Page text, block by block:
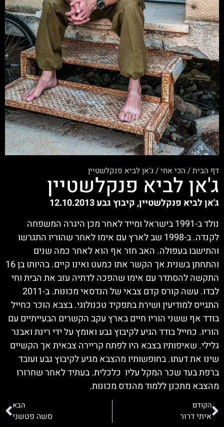
דף הבית/ הכי אחי/ג'אן לביא פנקלשטיין
ג'אן לביא פנקלשטיין
ג'אן לביא פנקלשטיין, קיבוץ גבע 12.10.2013
נולד ב-1991 בישראל ומייד לאחר מכן היגרה המשפחה
לקנדה. ב-1998 שב לארץ עם אימו לאחר שהוריו התגרשו
והתישבו בעפולה. האב חזר אף הוא לאחר כמה שנים
והתחתן בשנית אך הקשר אתו כמעט ואינו קיים. בהיותו בן 16
התקשה להסתדר עם אימו שהפכה לדתיה עזב את הבית וחי
לבדו. עשה קורס קדם צבאי של הנדסאי מכונות. ב-2011
התגייס למודיעין ושירת בתפקיד טכנולוגי. בצבא הוכר כחייל
בודד אף ששני הוריו חיים בארץ עקב הקשרים הבעייתיים עם
הוריו. כחייל בודד הגיע לקיבוץ גבע ואומץ על ידי רינת ואבנר
גלילי. שאיפותיו בצבא היו לפתח קריירה צבאית אך הקשיים
שינו את דעתו. בחופשותיו מהצבא מגיע לקיבוץ גבע ועובד
ברפת בעד שכר המקל עליו כלכלית. בעתיד לאחר שחרורו
מהצבא מתכנן ללמוד מהנדס מכונות.
הקודם
איתי דרור
הבא
סשה פטשני